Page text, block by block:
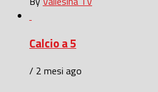
Calcio a 5
/ 2 mesi ago